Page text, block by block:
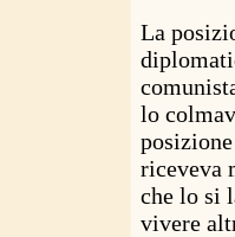
La
lo
riceveva
che lo si
vivere